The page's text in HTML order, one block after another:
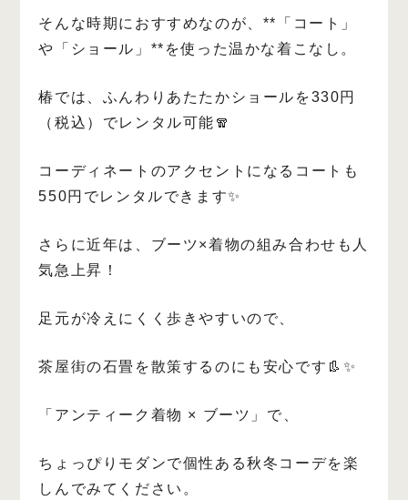
そんな時期におすすめなのが、**「コート」
や「ショール」**を使った温かな着こなし。
椿では、ふんわりあたたかショールを330円
（税込）でレンタル可能🧣
コーディネートのアクセントになるコートも
550円でレンタルできます✨
さらに近年は、ブーツ×着物の組み合わせも人
気急上昇！
足元が冷えにくく歩きやすいので、
茶屋街の石畳を散策するのにも安心です👢✨
「アンティーク着物 × ブーツ」で、
ちょっぴりモダンで個性ある秋冬コーデを楽
しんでみてください。